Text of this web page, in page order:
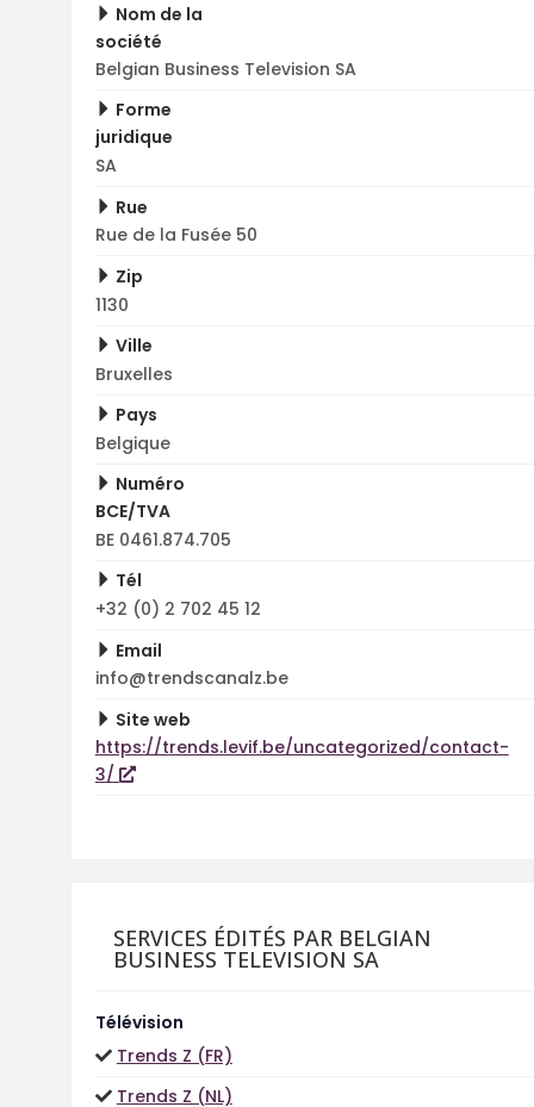
Nom de la
société
Belgian Business Television SA
Forme
juridique
SA
Rue
Rue de la Fusée 50
Zip
1130
Ville
Bruxelles
Pays
Belgique
Numéro
BCE/TVA
BE 0461.874.705
Tél
+32 (0) 2 702 45 12
Email
info@trendscanalz.be
Site web
https://trends.levif.be/uncategorized/contact-
3/
SERVICES ÉDITÉS PAR BELGIAN
BUSINESS TELEVISION SA
Télévision
Trends Z (FR)
Trends Z (NL)